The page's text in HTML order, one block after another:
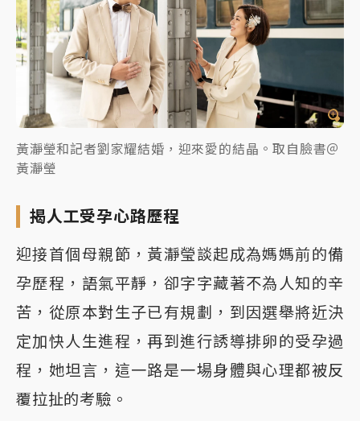
黃瀞瑩和記者劉家耀結婚，迎來愛的結晶。取自臉書＠
黃瀞瑩
揭人工受孕心路歷程
迎接首個母親節，黃瀞瑩談起成為媽媽前的備
孕歷程，語氣平靜，卻字字藏著不為人知的辛
苦，從原本對生子已有規劃，到因選舉將近決
定加快人生進程，再到進行誘導排卵的受孕過
程，她坦言，這一路是一場身體與心理都被反
覆拉扯的考驗。